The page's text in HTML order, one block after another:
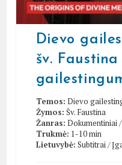
Dievo
šv.
Temos: Dievo
Žymos: Šv. Faustina
Žanras: Dokumentiniai/
Trukmė: 1-10 min
Lietuvybė: Subtitrai/